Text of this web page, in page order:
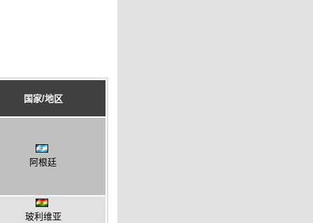
国家/地区
阿根廷
玻利维亚